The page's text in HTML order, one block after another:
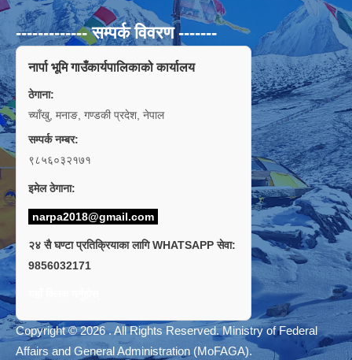
------------- सम्पर्क विवरण -------
नार्पा भूमि गाउँकार्यपालिकाको कार्यालय
ठेगाना:
च्याँखु, मनाङ, गण्डकी प्रदेश, नेपाल
सम्पर्क नम्बर:
९८५६०३२१७१
इमेल ठेगाना:
narpa2018@gmail.com
२४ सै घण्टा प्रतिक्रियाका लागि WHATSAPP सेवा:
9856032171
Copyright © 2026 . All Rights Reserved. Ministry of Federal
Affairs and General Administration (MoFAGA).